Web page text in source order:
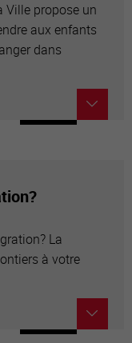
Ville propose un
aux enfants
dans
La
à votre